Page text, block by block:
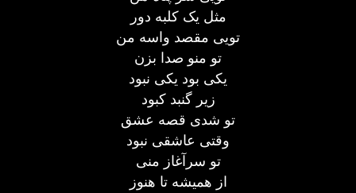
مثل یک کلبه دور
تویی مقصد واسه من
تو منو صدا بزن
یکی بود یکی نبود
زیر گنبد کبود
تو شدی قصه عشق
وقتی عاشقی نبود
تو سرآغاز منی
از همیشه تا هنوز